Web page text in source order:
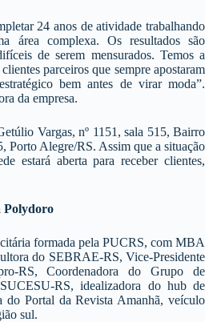
24 anos de atividade trabalhando
área complexa. Os resultados são
de serem mensurados. Temos a
parceiros que sempre apostaram
bem antes de virar moda”.
da empresa.
Vargas, nº 1151, sala 515, Bairro
Porto Alegre/RS. Assim que a situação
estará aberta para receber clientes,
Polydoro
formada pela PUCRS, com MBA
do SEBRAE-RS, Vice-Presidente
RS, Coordenadora do Grupo de
RS, idealizadora do hub de
do Portal da Revista Amanhã, veículo
sul.